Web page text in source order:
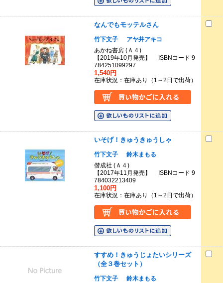
なんでもモッテルさん
竹下文子
アヤ井アキコ
あかね書房 (Ａ４)
【2019年10月発売】 ISBNコード 9
784251099297
1,540円
在庫状況：在庫あり（1～2日で出荷）
いそげ！きゅうきゅうしゃ
竹下文子
鈴木まもる
偕成社 (Ａ４)
【2017年11月発売】 ISBNコード 9
784032213409
1,100円
在庫状況：在庫あり（1～2日で出荷）
すすめ！きゅうじょたいシリーズ
（全３巻セット）
竹下文子
鈴木まもる